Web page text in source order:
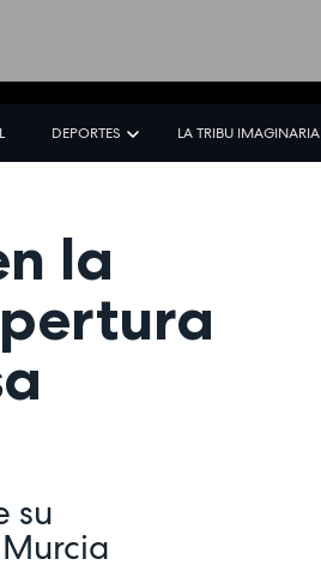
DEPORTES LA TRIBU IMAGINARIA
la
su